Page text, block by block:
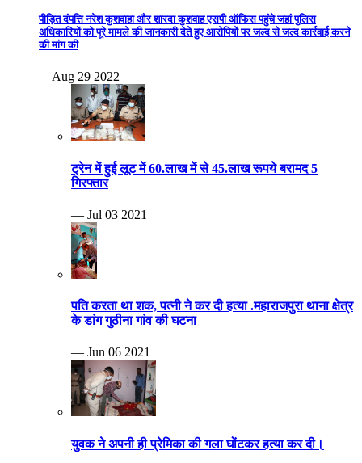
पीड़ित दंपत्ति नरेश कुशवाहा और शारदा कुशवाह एसपी ऑफिस पहुंचे जहां पुलिस
अधिकारियों को पूरे मामले की जानकारी देते हुए आरोपियों पर जल्द से जल्द कार्रवाई करने
की मांग की
—Aug 29 2022
ट्रेन में हुई लूट में 60.लाख में से 45.लाख रूपये बरामद 5
गिरफ्तार
— Jul 03 2021
पति करता था शक, पत्नी ने कर दी हत्या .महाराजपुरा थाना क्षेत्र
के डांग गुठीना गांव की घटना
— Jun 06 2021
युवक ने अपनी ही प्रेमिका की गला घोंटकर हत्या कर दी।